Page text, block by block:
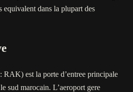
equivalent dans la plupart des
est la porte d’entree principale
sud marocain. L’aeroport gere